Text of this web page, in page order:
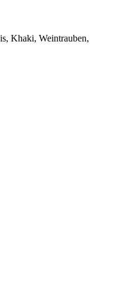
Khaki, Weintrauben,